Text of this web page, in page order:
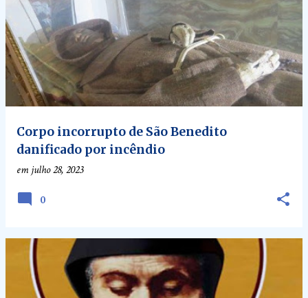
Corpo incorrupto de São Benedito
danificado por incêndio
emjulho 28, 2023
0